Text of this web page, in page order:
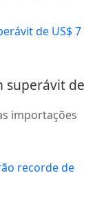
superávit de
importações